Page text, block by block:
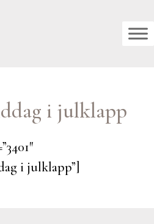
i julklapp
i julklapp”]